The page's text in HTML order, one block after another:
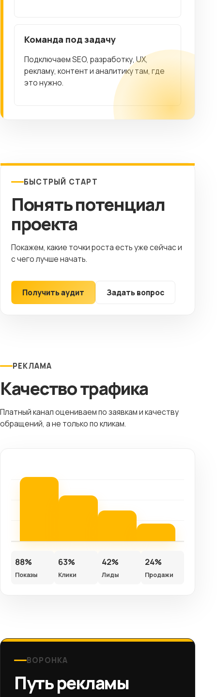
Команда под задачу
Подключаем SEO, разработку, UX,
рекламу, контент и аналитику там, где
это нужно.
БЫСТРЫЙ СТАРТ
Понять потенциал
проекта
Покажем, какие точки роста есть уже сейчас и
с чего лучше начать.
Получить аудит Задать вопрос
РЕКЛАМА
Качество трафика
Платный канал оцениваем по заявкам и качеству
обращений, а не только по кликам.
88%
Показы
63%
Клики
42%
Лиды
24%
Продажи
ВОРОНКА
Путь рекламы